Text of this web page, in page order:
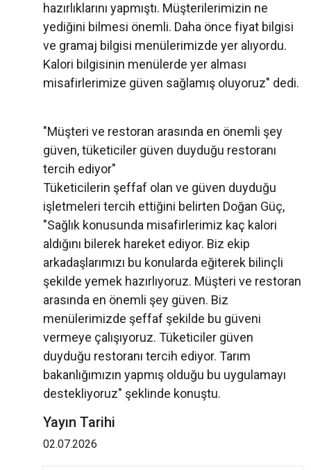
hazırlıklarını yapmıştı. Müşterilerimizin ne
yediğini bilmesi önemli. Daha önce fiyat bilgisi
ve gramaj bilgisi menülerimizde yer alıyordu.
Kalori bilgisinin menülerde yer alması
misafirlerimize güven sağlamış oluyoruz" dedi.
"Müşteri ve restoran arasında en önemli şey
güven, tüketiciler güven duyduğu restoranı
tercih ediyor"
Tüketicilerin şeffaf olan ve güven duyduğu
işletmeleri tercih ettiğini belirten Doğan Güç,
"Sağlık konusunda misafirlerimiz kaç kalori
aldığını bilerek hareket ediyor. Biz ekip
arkadaşlarımızı bu konularda eğiterek bilinçli
şekilde yemek hazırlıyoruz. Müşteri ve restoran
arasında en önemli şey güven. Biz
menülerimizde şeffaf şekilde bu güveni
vermeye çalışıyoruz. Tüketiciler güven
duyduğu restoranı tercih ediyor. Tarım
bakanlığımızın yapmış olduğu bu uygulamayı
destekliyoruz" şeklinde konuştu.
Yayın Tarihi
02.07.2026